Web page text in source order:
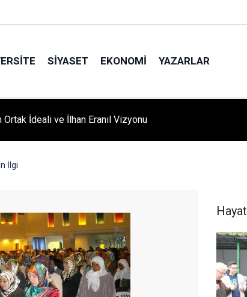
SIYASET EKONOMI YAZARLAR
MERHABA’ COŞKUSU: Kursiyerler Gönüllerince Eğlendi!
İlgi
Hayat